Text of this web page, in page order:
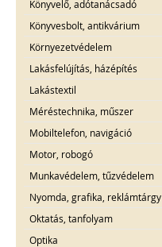
Könyvelő, adótanácsadó
Könyvesbolt, antikvárium
Környezetvédelem
Lakásfelújítás, házépítés
Lakástextil
Méréstechnika, műszer
Mobiltelefon, navigáció
Motor, robogó
Munkavédelem, tűzvédelem
Nyomda, grafika, reklámtárgy
Oktatás, tanfolyam
Optika